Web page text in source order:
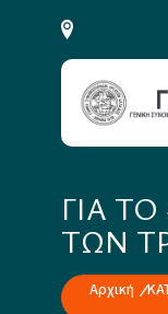
ΓΙΑ
ΤΩΝ
Αρχική